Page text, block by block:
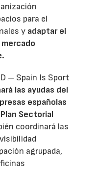
para el
y adaptar el
– Spain Is Sport
las ayudas del
españolas
Sectorial
coordinará las
agrupada,